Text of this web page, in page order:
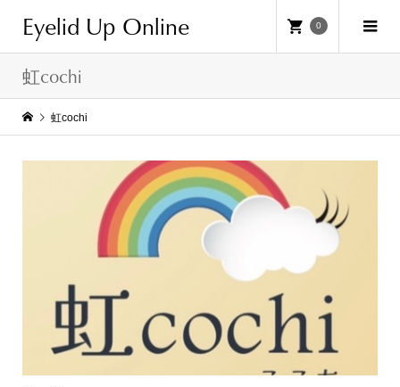
Eyelid Up Online 0
虹cochi
虹cochi